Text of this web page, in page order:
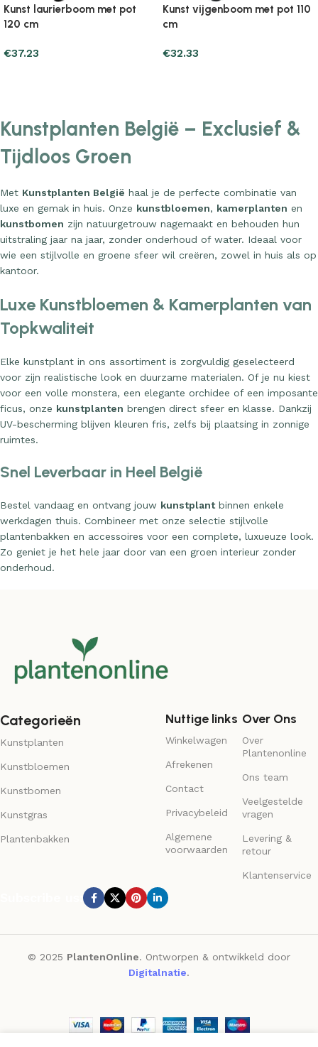
Kunst laurierboom met pot
120 cm
€37.23
Kunst vijgenboom met pot 110
cm
€32.33
Kunstplanten België – Exclusief &
Tijdloos Groen
Met Kunstplanten België haal je de perfecte combinatie van
luxe en gemak in huis. Onze kunstbloemen, kamerplanten en
kunstbomen zijn natuurgetrouw nagemaakt en behouden hun
uitstraling jaar na jaar, zonder onderhoud of water. Ideaal voor
wie een stijlvolle en groene sfeer wil creëren, zowel in huis als op
kantoor.
Luxe Kunstbloemen & Kamerplanten van
Topkwaliteit
Elke kunstplant in ons assortiment is zorgvuldig geselecteerd
voor zijn realistische look en duurzame materialen. Of je nu kiest
voor een volle monstera, een elegante orchidee of een imposante
ficus, onze kunstplanten brengen direct sfeer en klasse. Dankzij
UV-bescherming blijven kleuren fris, zelfs bij plaatsing in zonnige
ruimtes.
Snel Leverbaar in Heel België
Bestel vandaag en ontvang jouw kunstplantbinnen enkele
werkdagen thuis. Combineer met onze selectie stijlvolle
plantenbakken en accessoires voor een complete, luxueuze look.
Zo geniet je het hele jaar door van een groen interieur zonder
onderhoud.
Categorieën
Kunstplanten
Kunstbloemen
Kunstbomen
Kunstgras
Plantenbakken
Nuttige links
Winkelwagen
Afrekenen
Contact
Privacybeleid
Algemene
voorwaarden
Over Ons
Over
Plantenonline
Ons team
Veelgestelde
vragen
Levering &
retour
Klantenservice
© 2025 PlantenOnline. Ontworpen & ontwikkeld door
Digitalnatie.